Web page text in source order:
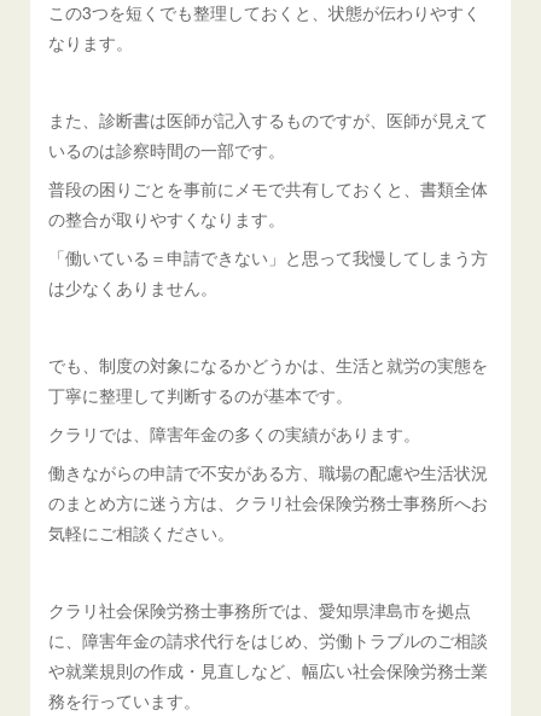
この3つを短くでも整理しておくと、状態が伝わりやすく
なります。
また、診断書は医師が記入するものですが、医師が見えて
いるのは診察時間の一部です。
普段の困りごとを事前にメモで共有しておくと、書類全体
の整合が取りやすくなります。
「働いている＝申請できない」と思って我慢してしまう方
は少なくありません。
でも、制度の対象になるかどうかは、生活と就労の実態を
丁寧に整理して判断するのが基本です。
クラリでは、障害年金の多くの実績があります。
働きながらの申請で不安がある方、職場の配慮や生活状況
のまとめ方に迷う方は、クラリ社会保険労務士事務所へお
気軽にご相談ください。
クラリ社会保険労務士事務所では、愛知県津島市を拠点
に、障害年金の請求代行をはじめ、労働トラブルのご相談
や就業規則の作成・見直しなど、幅広い社会保険労務士業
務を行っています。